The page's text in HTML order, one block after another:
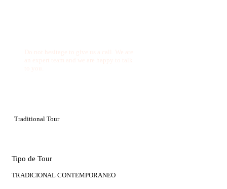
Traditional Tour
Tipo de Tour
TRADICIONAL CONTEMPORANEO